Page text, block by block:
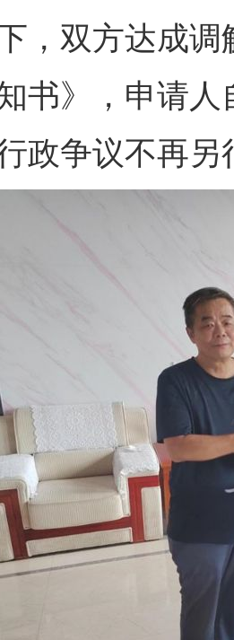
，双方达成
书》，申请
政争议不再另